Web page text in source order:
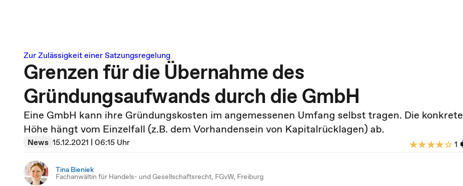
Zur Zulässigkeit einer Satzungsregelung
Grenzen für die Übernahme des
Gründungsaufwands durch die GmbH
Eine GmbH kann ihre Gründungskosten im angemessenen Umfang selbst tragen. Die konkrete
Höhe hängt vom Einzelfall (z.B. dem Vorhandensein von Kapitalrücklagen) ab.
News 15.12.2021 | 06:15 Uhr 1
Tina Bieniek
Fachanwältin für Handels- und Gesellschaftsrecht, FGvW, Freiburg